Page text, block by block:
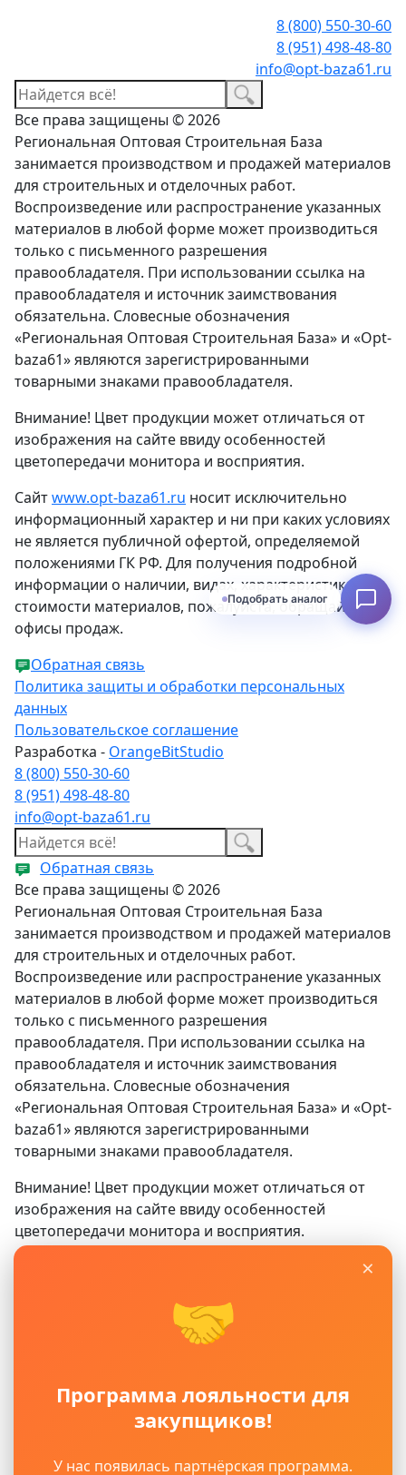
×
🤝
Программа лояльности для
закупщиков!
У нас появилась партнёрская программа.
8 (800) 550-30-60
8 (951) 498-48-80
info@opt-baza61.ru
Все права защищены © 2026
Региональная Оптовая Строительная База
занимается производством и продажей материалов
для строительных и отделочных работ.
Воспроизведение или распространение указанных
материалов в любой форме может производиться
только с письменного разрешения
правообладателя. При использовании ссылка на
правообладателя и источник заимствования
обязательна. Словесные обозначения
«Региональная Оптовая Строительная База» и «Opt-
baza61» являются зарегистрированными
товарными знаками правообладателя.
Внимание! Цвет продукции может отличаться от
изображения на сайте ввиду особенностей
цветопередачи монитора и восприятия.
Сайтwww.opt-baza61.ru носит исключительно
информационный характер и ни при каких условиях
не является публичной офертой, определяемой
положениями ГК РФ. Для получения подробной
информации о наличии, видах, характеристиках и
стоимости материалов, пожалуйста, обращайтесь в
офисы продаж.
Обратная связь
Политика защиты и обработки персональных
данных
Пользовательское соглашение
Разработка - OrangeBitStudio
8 (800) 550-30-60
8 (951) 498-48-80
info@opt-baza61.ru
Обратная связь
Все права защищены © 2026
Региональная Оптовая Строительная База
занимается производством и продажей материалов
для строительных и отделочных работ.
Воспроизведение или распространение указанных
материалов в любой форме может производиться
только с письменного разрешения
правообладателя. При использовании ссылка на
правообладателя и источник заимствования
обязательна. Словесные обозначения
«Региональная Оптовая Строительная База» и «Opt-
baza61» являются зарегистрированными
товарными знаками правообладателя.
Внимание! Цвет продукции может отличаться от
изображения на сайте ввиду особенностей
цветопередачи монитора и восприятия.
не является публичной офертой, определяемой
положениями ГК РФ. Для получения подробной
офисы продаж.
Политика защиты и обработки персональных
данных
Пользовательское соглашение
Подобрать аналог